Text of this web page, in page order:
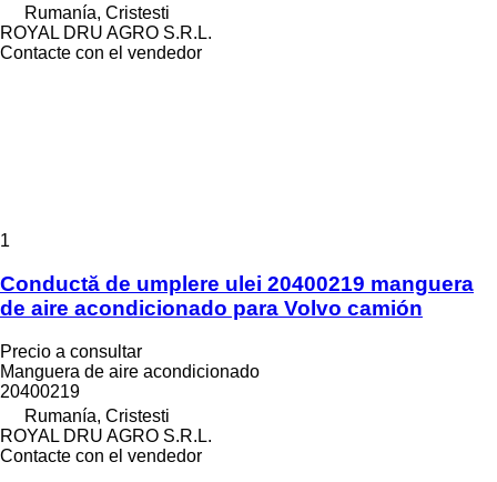
Rumanía, Cristesti
ROYAL DRU AGRO S.R.L.
Contacte con el vendedor
1
Conductă de umplere ulei 20400219 manguera
de aire acondicionado para Volvo camión
Precio a consultar
Manguera de aire acondicionado
20400219
Rumanía, Cristesti
ROYAL DRU AGRO S.R.L.
Contacte con el vendedor